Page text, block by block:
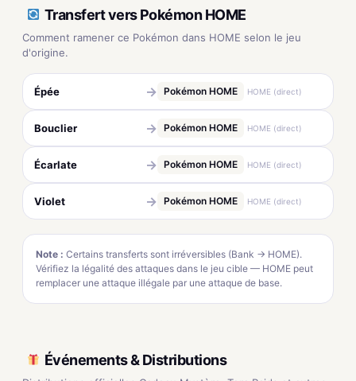
Transfert vers Pokémon HOME
Comment ramener ce Pokémon dans HOME selon le jeu
d'origine.
Épée → Pokémon HOME HOME (direct)
Bouclier → Pokémon HOME HOME (direct)
Écarlate → Pokémon HOME HOME (direct)
Violet → Pokémon HOME HOME (direct)
Note : Certains transferts sont irréversibles (Bank → HOME).
Vérifiez la légalité des attaques dans le jeu cible — HOME peut
remplacer une attaque illégale par une attaque de base.
Événements & Distributions